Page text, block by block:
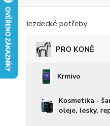
Jezdecké potřeby
PRO KONĚ
Krmivo
Kosmetika -
oleje, lesky,